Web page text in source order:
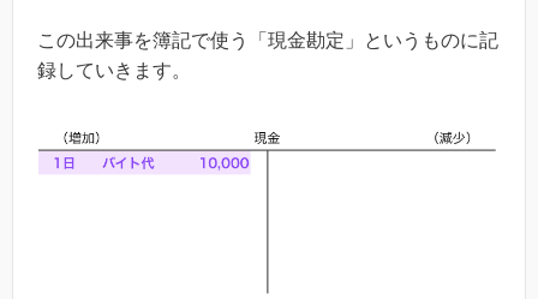
この出来事を簿記で使う「現金勘定」というものに記
録していきます。